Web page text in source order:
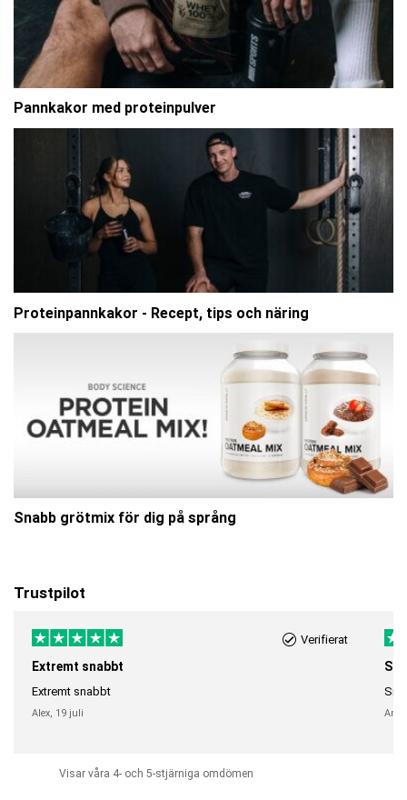
Pannkakor med proteinpulver
Proteinpannkakor - Recept, tips och näring
Snabb grötmix för dig på språng
Trustpilot
Verifierat
Extremt snabbt
Extremt snabbt
Alex, 19 juli
Visar våra 4- och 5-stjärniga omdömen